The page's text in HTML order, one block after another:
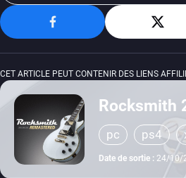
CET ARTICLE PEUT CONTENIR DES LIENS
Rocksmith
pc ps4
xbox 360
Date de sortie : 24/10/